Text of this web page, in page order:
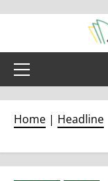
content
Primary
Home | Headline